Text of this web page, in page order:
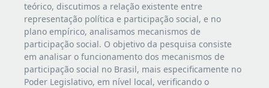
teórico, discutimos a relação existente entre
representação política e participação social, e no
plano empírico, analisamos mecanismos de
participação social. O objetivo da pesquisa consiste
em analisar o funcionamento dos mecanismos de
participação social no Brasil, mais especificamente no
Poder Legislativo, em nível local, verificando o